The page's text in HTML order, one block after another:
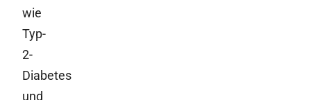
wie
Typ-
2-
Diabetes
und